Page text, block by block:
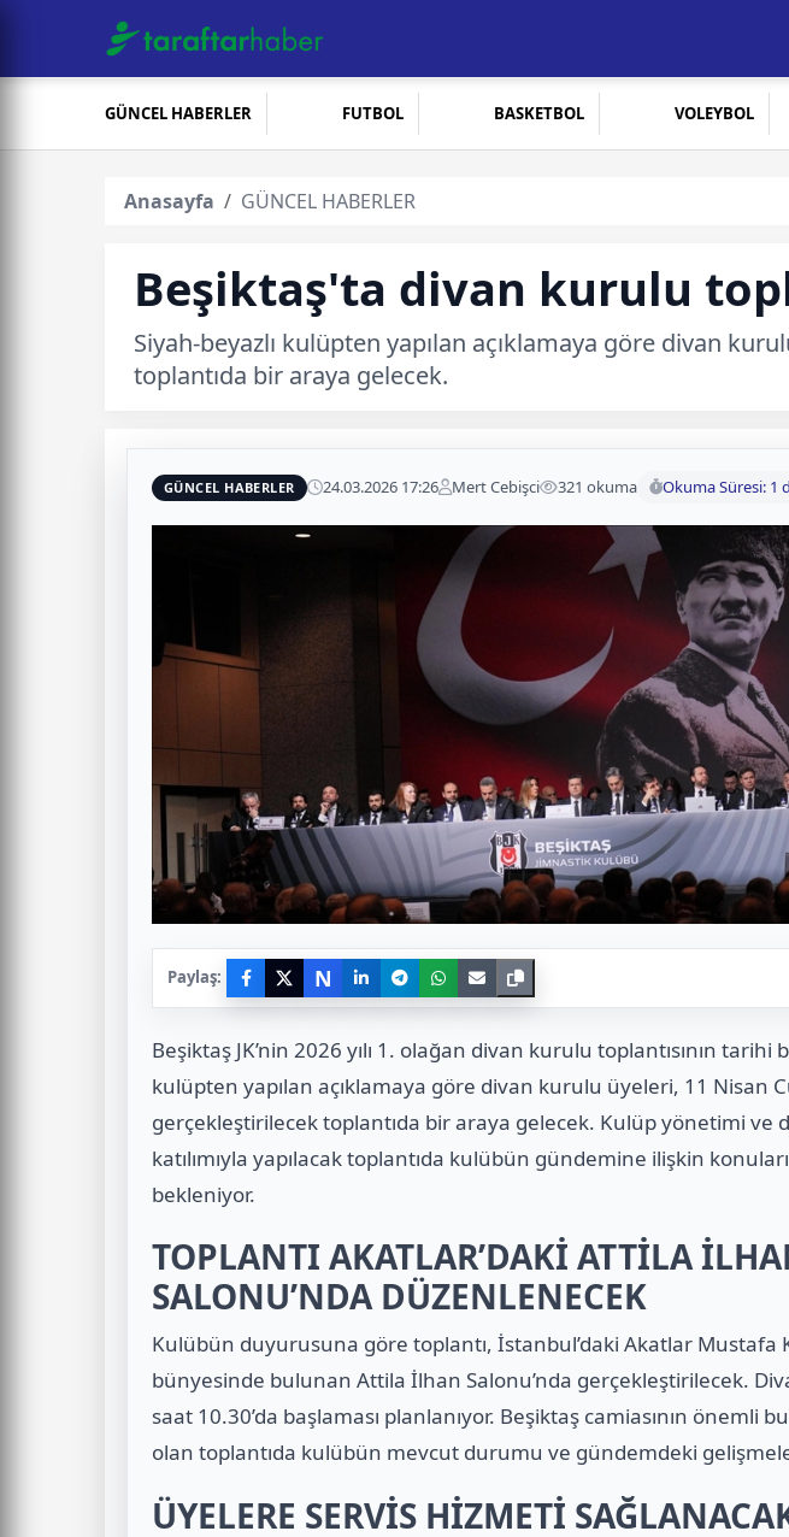
GÜNCEL HABERLER FUTBOL BASKETBOL VOLEYBOL
Anasayfa GÜNCEL HABERLER
Beşiktaş'ta divan kurulu
Siyah-beyazlı kulüpten yapılan açıklamaya göre divan
toplantıda bir araya gelecek.
GÜNCEL HABERLER 24.03.2026 17:26 Mert Cebişci 321 okuma Okuma Süresi: 1
Paylaş: N
Beşiktaş JK’nin 2026 yılı 1. olağan divan kurulu toplantısının tarihi
kulüpten yapılan açıklamaya göre divan kurulu üyeleri, 11 Nisan
gerçekleştirilecek toplantıda bir araya gelecek. Kulüp yönetimi
katılımıyla yapılacak toplantıda kulübün gündemine ilişkin
bekleniyor.
TOPLANTI AKATLAR’DAKİ ATTİLA
SALONU’NDA DÜZENLENECEK
Kulübün duyurusuna göre toplantı, İstanbul’daki Akatlar Mustafa
bünyesinde bulunan Attila İlhan Salonu’nda gerçekleştirilecek.
saat 10.30’da başlaması planlanıyor. Beşiktaş camiasının önemli
olan toplantıda kulübün mevcut durumu ve gündemdeki
ÜYELERE SERVİS HİZMETİ